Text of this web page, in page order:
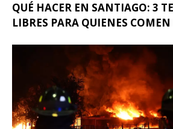
QUÉ HACER EN SANTIAGO: 3
LIBRES PARA QUIENES COMEN